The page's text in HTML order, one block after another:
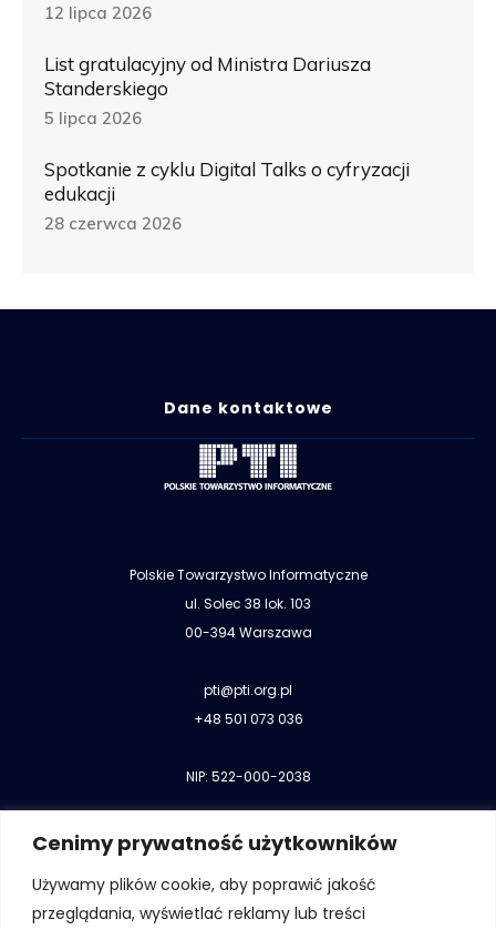
Cenimy prywatność użytkowników
Używamy plików cookie, aby poprawić jakość
przeglądania, wyświetlać reklamy lub treści
12 lipca 2026
List gratulacyjny od Ministra Dariusza
Standerskiego
5 lipca 2026
Spotkanie z cyklu Digital Talks o cyfryzacji
edukacji
28 czerwca 2026
Dane kontaktowe
Polskie Towarzystwo Informatyczne
ul. Solec 38 lok. 103
00-394 Warszawa
pti@pti.org.pl
+48 501 073 036
NIP: 522-000-2038